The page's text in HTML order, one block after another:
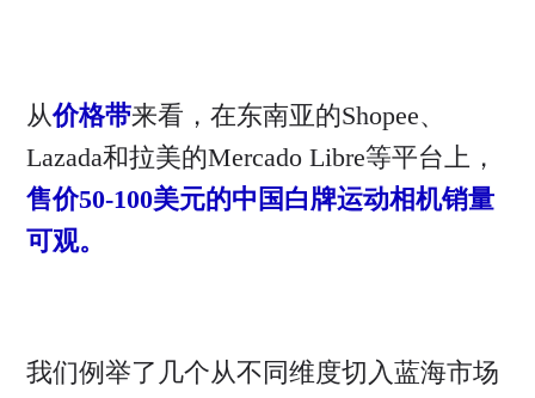
从价格带来看，在东南亚的Shopee、
Lazada和拉美的Mercado Libre等平台上，
售价50-100美元的中国白牌运动相机销量
可观。
我们例举了几个从不同维度切入蓝海市场